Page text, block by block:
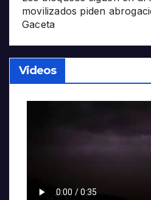
movilizados piden
Gaceta
Videos